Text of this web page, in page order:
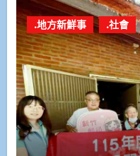
.地方新鮮事 .社會